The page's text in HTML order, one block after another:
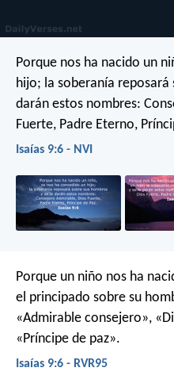
Porque nos ha nacido un
hijo; la soberanía
darán estos nombres:
Fuerte, Padre Eterno,
Isaías 9:6 - NVI
Porque un niño nos ha
el principado sobre su
«Admirable consejero»,
«Príncipe de paz».
Isaías 9:6 - RVR95